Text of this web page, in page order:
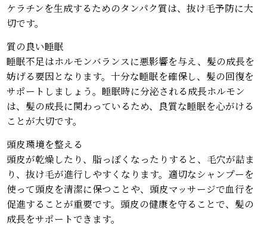
ケラチンを生成するためのタンパク質は、抜け毛予防に大
切です。
質の良い睡眠
睡眠不足はホルモンバランスに悪影響を与え、髪の成長を
妨げる要因となります。十分な睡眠を確保し、髪の回復を
サポートしましょう。睡眠時に分泌される成長ホルモン
は、髪の成長に関わっているため、良質な睡眠を心がける
ことが大切です。
頭皮環境を整える
頭皮が乾燥したり、脂っぽくなったりすると、毛穴が詰ま
り、抜け毛が進行しやすくなります。適切なシャンプーを
使って頭皮を清潔に保つことや、頭皮マッサージで血行を
促進することが重要です。頭皮の健康を守ることで、髪の
成長をサポートできます。